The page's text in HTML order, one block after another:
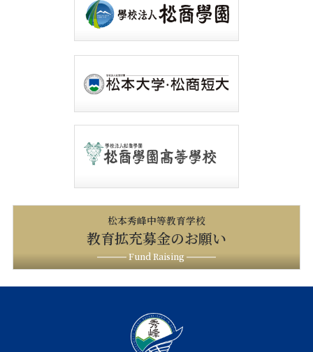
松本秀峰中等教育学校
教育拡充募金のお願い
Fund Raising